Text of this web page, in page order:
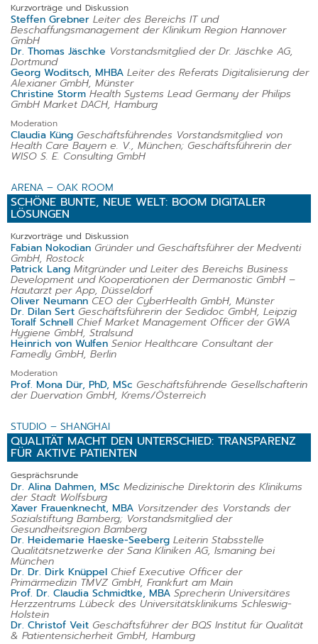
Kurzvorträge und Diskussion
Steffen Grebner Leiter des Bereichs IT und
Beschaffungsmanagement der Klinikum Region Hannover
GmbH
Dr. Thomas Jäschke Vorstandsmitglied der Dr. Jäschke AG,
Dortmund
Georg Woditsch, MHBA Leiter des Referats Digitalisierung der
Alexianer GmbH, Münster
Christine Storm Health Systems Lead Germany der Philips
GmbH Market DACH, Hamburg
Moderation
Claudia Küng Geschäftsführendes Vorstandsmitglied von
Health Care Bayern e. V., München; Geschäftsführerin der
WISO S. E. Consulting GmbH
ARENA – OAK ROOM
SCHÖNE BUNTE, NEUE WELT: BOOM DIGITALER
LÖSUNGEN
Kurzvorträge und Diskussion
Fabian Nokodian Gründer und Geschäftsführer der Medventi
GmbH, Rostock
Patrick Lang Mitgründer und Leiter des Bereichs Business
Development und Kooperationen der Dermanostic GmbH –
Hautarzt per App, Düsseldorf
Oliver Neumann CEO der CyberHealth GmbH, Münster
Dr. Dilan Sert Geschäftsführerin der Sedidoc GmbH, Leipzig
Toralf Schnell Chief Market Management Officer der GWA
Hygiene GmbH, Stralsund
Heinrich von Wulfen Senior Healthcare Consultant der
Famedly GmbH, Berlin
Moderation
Prof. Mona Dür, PhD, MSc Geschäftsführende Gesellschafterin
der Duervation GmbH, Krems/Österreich
STUDIO – SHANGHAI
QUALITÄT MACHT DEN UNTERSCHIED: TRANSPARENZ
FÜR AKTIVE PATIENTEN
Gesprächsrunde
Dr. Alina Dahmen, MSc Medizinische Direktorin des Klinikums
der Stadt Wolfsburg
Xaver Frauenknecht, MBA Vorsitzender des Vorstands der
Sozialstiftung Bamberg; Vorstandsmitglied der
Gesundheitsregion Bamberg
Dr. Heidemarie Haeske-Seeberg Leiterin Stabsstelle
Qualitätsnetzwerke der Sana Kliniken AG, Ismaning bei
München
Dr. Dr. Dirk Knüppel Chief Executive Officer der
Primärmedizin TMVZ GmbH, Frankfurt am Main
Prof. Dr. Claudia Schmidtke, MBA Sprecherin Universitäres
Herzzentrums Lübeck des Universitätsklinikums Schleswig-
Holstein
Dr. Christof Veit Geschäftsführer der BQS Institut für Qualität
& Patientensicherheit GmbH, Hamburg